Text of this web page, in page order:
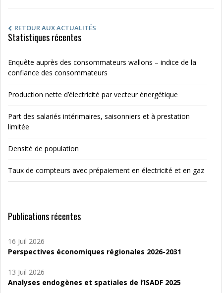
RETOUR AUX ACTUALITÉS
Statistiques récentes
Enquête auprès des consommateurs wallons – indice de la
confiance des consommateurs
Production nette d’électricité par vecteur énergétique
Part des salariés intérimaires, saisonniers et à prestation
limitée
Densité de population
Taux de compteurs avec prépaiement en électricité et en gaz
Publications récentes
16 Juil 2026
Perspectives économiques régionales 2026-2031
13 Juil 2026
Analyses endogènes et spatiales de l’ISADF 2025